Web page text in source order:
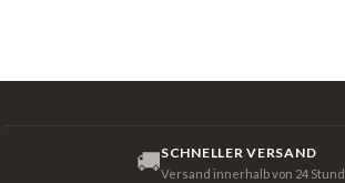
🚚SCHNELLER VERSAND
Versand innerhalb von 24